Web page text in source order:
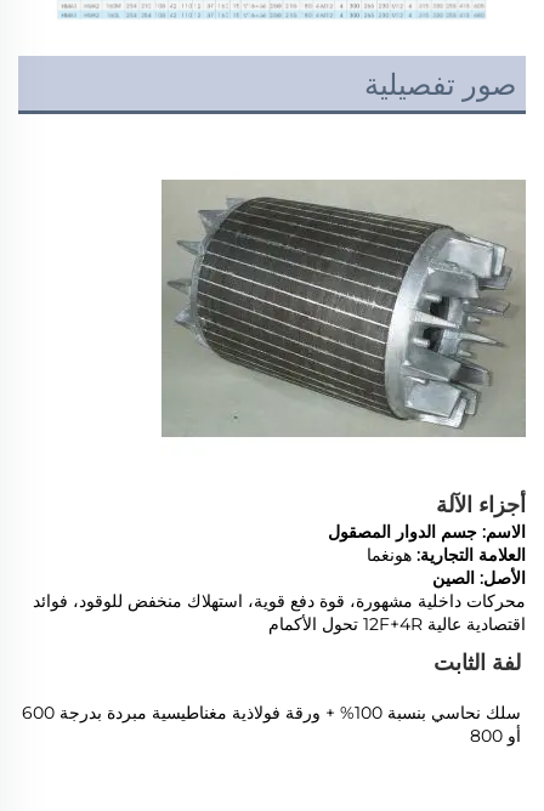
صور تفصيلية
أجزاء الآلة
الاسم: جسم الدوار المصقول
العلامة التجارية: هونغما
الأصل: الصين
محركات داخلية مشهورة، قوة دفع قوية، استهلاك منخفض للوقود، فوائد
اقتصادية عالية 12F+4R تحول الأكمام
لفة الثابت
سلك نحاسي بنسبة 100% + ورقة فولاذية مغناطيسية مبردة بدرجة 600
أو 800